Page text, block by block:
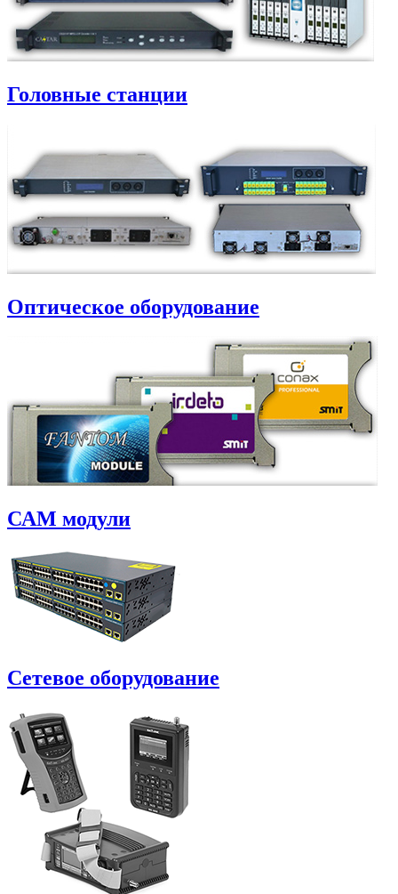
Головные станции
Оптическое оборудование
САM модули
Сетевое оборудование